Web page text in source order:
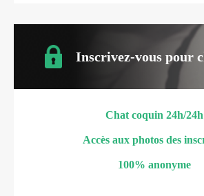
Inscrivez-vous pour
Chat coquin 24h/24h
Accès aux photos des
100% anonyme